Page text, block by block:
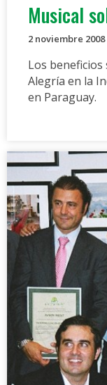
Musical
2 noviembre 2008
Los beneficios
Alegría en la
en Paraguay.